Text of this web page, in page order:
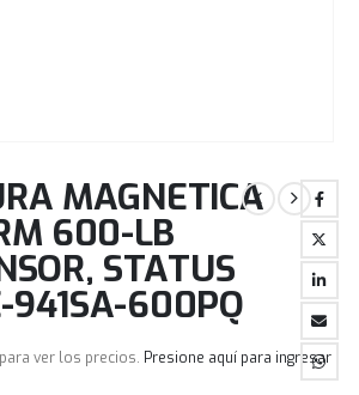
MAGNETICA
600-LB
STATUS
941SA-600PQ
ver los precios. Presione aquí para ingresar